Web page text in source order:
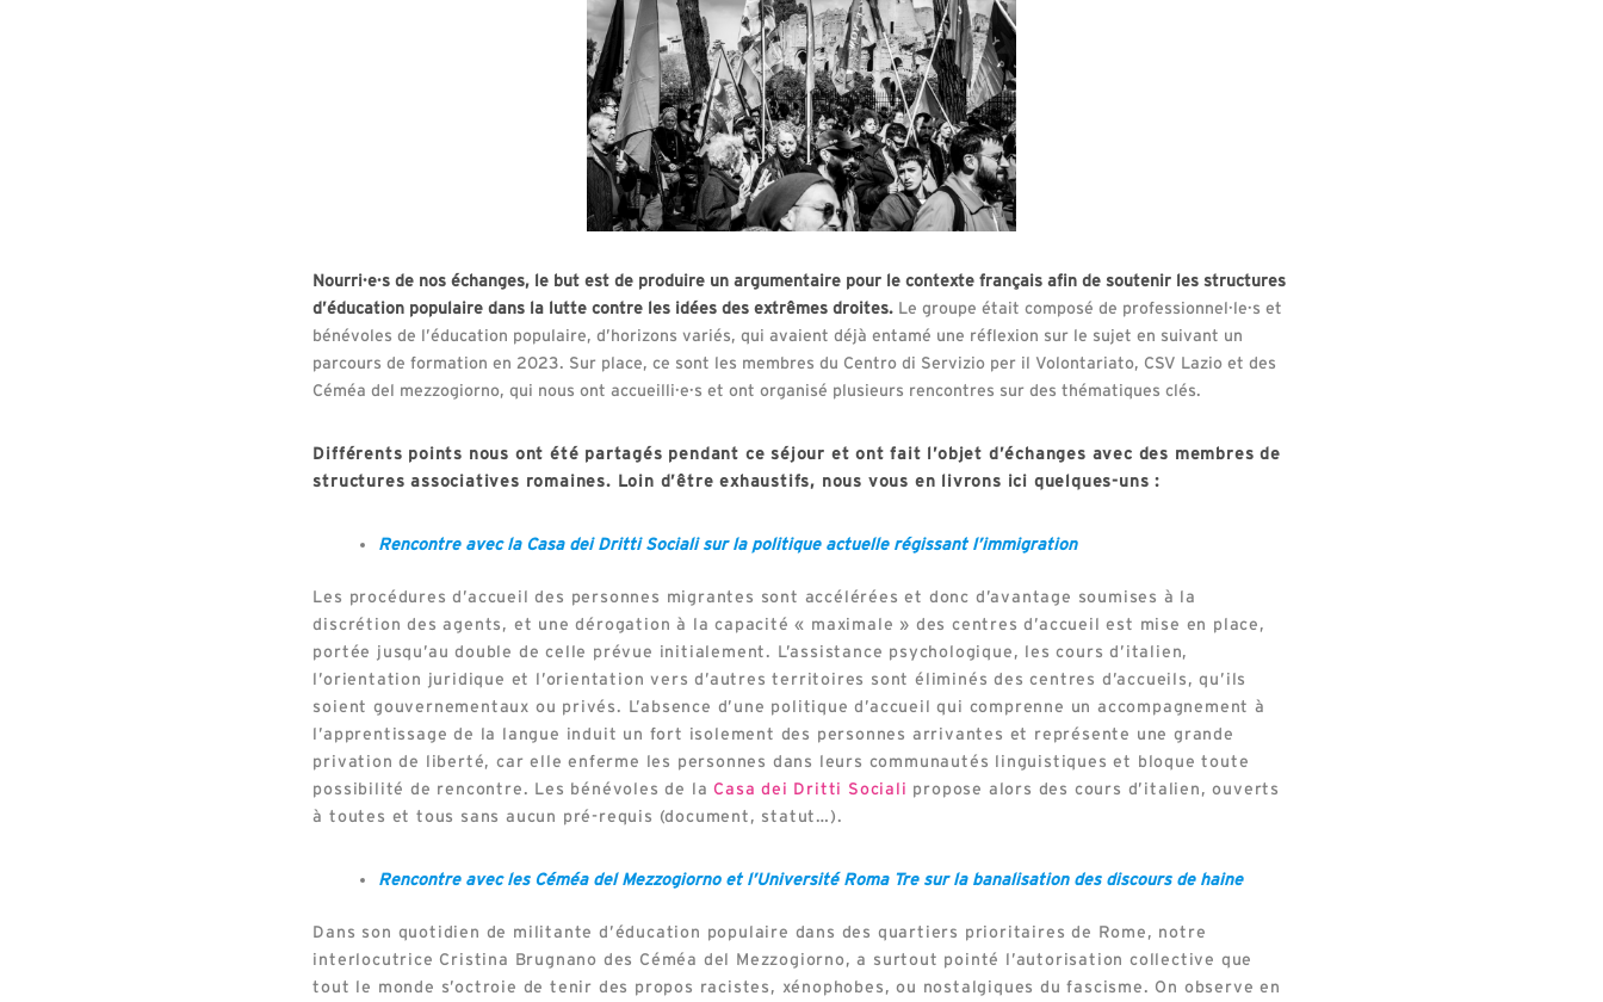
Nourri·e·s de nos échanges, le but est de produire un argumentaire pour le contexte français afin de soutenir les structures
d’éducation populaire dans la lutte contre les idées des extrêmes droites. Le groupe était composé de professionnel·le·s et
bénévoles de l’éducation populaire, d’horizons variés, qui avaient déjà entamé une réflexion sur le sujet en suivant un
parcours de formation en 2023. Sur place, ce sont les membres du Centro di Servizio per il Volontariato, CSV Lazio et des
Céméa del mezzogiorno, qui nous ont accueilli·e·s et ont organisé plusieurs rencontres sur des thématiques clés.
Différents points nous ont été partagés pendant ce séjour et ont fait l’objet d’échanges avec des membres de
structures associatives romaines. Loin d’être exhaustifs, nous vous en livrons ici quelques-uns :
Rencontre avec la Casa dei Dritti Sociali sur la politique actuelle régissant l’immigration
Les procédures d’accueil des personnes migrantes sont accélérées et donc d’avantage soumises à la
discrétion des agents, et une dérogation à la capacité « maximale » des centres d’accueil est mise en place,
portée jusqu’au double de celle prévue initialement. L’assistance psychologique, les cours d’italien,
l’orientation juridique et l’orientation vers d’autres territoires sont éliminés des centres d’accueils, qu’ils
soient gouvernementaux ou privés. L’absence d’une politique d’accueil qui comprenne un accompagnement à
l’apprentissage de la langue induit un fort isolement des personnes arrivantes et représente une grande
privation de liberté, car elle enferme les personnes dans leurs communautés linguistiques et bloque toute
possibilité de rencontre. Les bénévoles de laCasa dei Dritti Sociali propose alors des cours d’italien, ouverts
à toutes et tous sans aucun pré-requis (document, statut…).
Rencontre avec les Céméa del Mezzogiorno et l’Université Roma Tre sur la banalisation des discours de haine
Dans son quotidien de militante d’éducation populaire dans des quartiers prioritaires de Rome, notre
interlocutrice Cristina Brugnano des Céméa del Mezzogiorno, a surtout pointé l’autorisation collective que
tout le monde s’octroie de tenir des propos racistes, xénophobes, ou nostalgiques du fascisme. On observe en